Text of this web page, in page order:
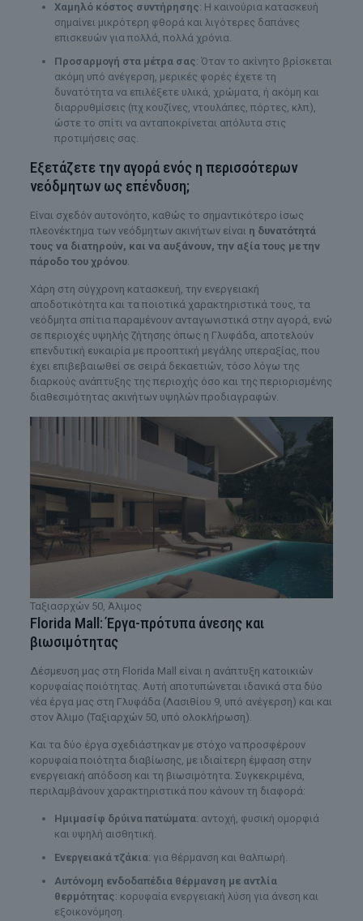
Χαμηλό κόστος συντήρησης: Η καινούρια κατασκευή
σημαίνει μικρότερη φθορά και λιγότερες δαπάνες
επισκευών για πολλά, πολλά χρόνια.
Προσαρμογή στα μέτρα σας: Όταν το ακίνητο βρίσκεται
ακόμη υπό ανέγερση, μερικές φορές έχετε τη
δυνατότητα να επιλέξετε υλικά, χρώματα, ή ακόμη και
διαρρυθμίσεις (πχ κουζίνες, ντουλάπες, πόρτες, κλπ),
ώστε το σπίτι να ανταποκρίνεται απόλυτα στις
προτιμήσεις σας.
Εξετάζετε την αγορά ενός η περισσότερων
νεόδμητων ως επένδυση;
Είναι σχεδόν αυτονόητο, καθώς το σημαντικότερο ίσως
πλεονέκτημα των νεόδμητων ακινήτων είναι η δυνατότητά
τους να διατηρούν, και να αυξάνουν, την αξία τους με την
πάροδο του χρόνου.
Χάρη στη σύγχρονη κατασκευή, την ενεργειακή
αποδοτικότητα και τα ποιοτικά χαρακτηριστικά τους, τα
νεόδμητα σπίτια παραμένουν ανταγωνιστικά στην αγορά, ενώ
σε περιοχές υψηλής ζήτησης όπως η Γλυφάδα, αποτελούν
επενδυτική ευκαιρία με προοπτική μεγάλης υπεραξίας, που
έχει επιβεβαιωθεί σε σειρά δεκαετιών, τόσο λόγω της
διαρκούς ανάπτυξης της περιοχής όσο και της περιορισμένης
διαθεσιμότητας ακινήτων υψηλών προδιαγραφών.
Ταξιασρχών 50, Άλιμος
Florida Mall: Έργα-πρότυπα άνεσης και
βιωσιμότητας
Δέσμευση μας στη Florida Mall είναι η ανάπτυξη κατοικιών
κορυφαίας ποιότητας. Αυτή αποτυπώνεται ιδανικά στα δύο
νέα έργα μας στη Γλυφάδα (Λασιθίου 9, υπό ανέγερση) και και
στον Άλιμο (Ταξιαρχών 50, υπό ολοκλήρωση).
Και τα δύο έργα σχεδιάστηκαν με στόχο να προσφέρουν
κορυφαία ποιότητα διαβίωσης, με ιδιαίτερη έμφαση στην
ενεργειακή απόδοση και τη βιωσιμότητα. Συγκεκριμένα,
περιλαμβάνουν χαρακτηριστικά που κάνουν τη διαφορά:
Ημιμασίφ δρύινα πατώματα: αντοχή, φυσική ομορφιά
και υψηλή αισθητική.
Ενεργειακά τζάκια: για θέρμανση και θαλπωρή.
Αυτόνομη ενδοδαπέδια θέρμανση με αντλία
θερμότητας: κορυφαία ενεργειακή λύση για άνεση και
εξοικονόμηση.